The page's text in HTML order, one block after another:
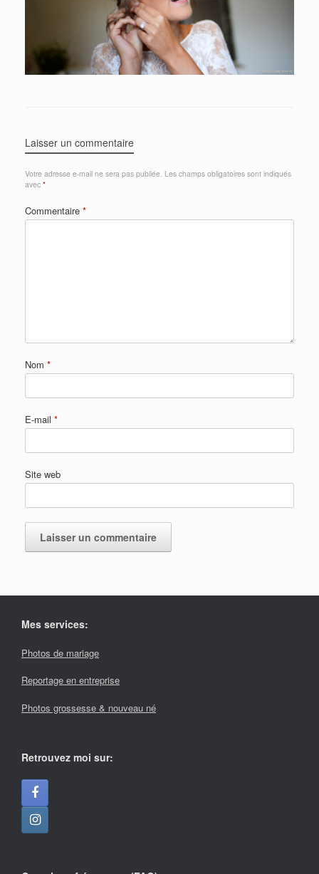
Laisser un commentaire
Votre adresse e-mail ne sera pas publiée. Les champs obligatoires sont indiqués
avec *
Commentaire *
Nom *
E-mail *
Site web
Mes services:
Photos de mariage
Reportage en entreprise
Photos grossesse & nouveau né
Retrouvez moi sur: